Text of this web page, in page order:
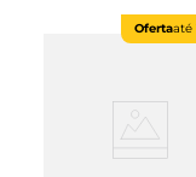
Ofertaaté